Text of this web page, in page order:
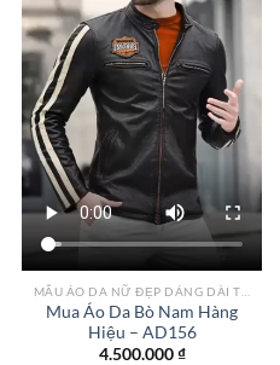
wishlist
Mua Áo Da Bò Nam Hàng
Hiệu – AD156
4.500.000₫